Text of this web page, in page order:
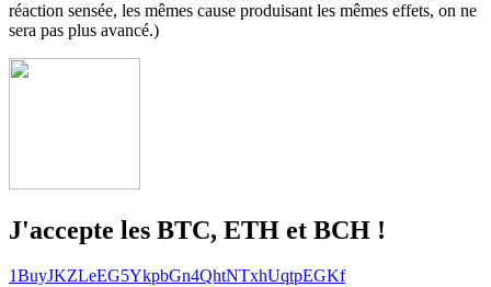
réaction sensée, les mêmes cause produisant les mêmes effets, on ne
sera pas plus avancé.)
J'accepte les BTC, ETH et BCH !
1BuyJKZLeEG5YkpbGn4QhtNTxhUqtpEGKf